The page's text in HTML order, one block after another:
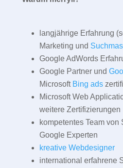
langjährige Erfahrung
Marketing und
Google AdWords
Google Partner und
Microsoft Bing ads
Microsoft Web
weitere Zertifizierungen
kompetentes Team von
Google Experten
kreative Webdesigner
international erfahrene